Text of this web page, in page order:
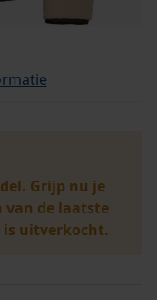
Grijp nu je
van de laatste
is uitverkocht.